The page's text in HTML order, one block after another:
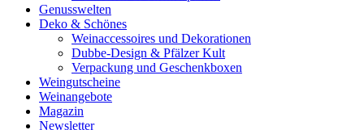
Genusswelten
Deko & Schönes
Weinaccessoires und Dekorationen
Dubbe-Design & Pfälzer Kult
Verpackung und Geschenkboxen
Weingutscheine
Weinangebote
Magazin
Newsletter